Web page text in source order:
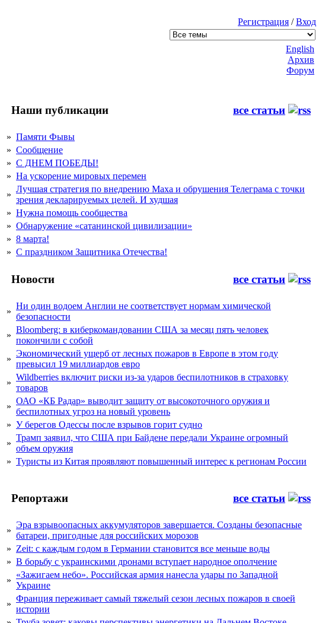
Регистрация /Вход
English
Архив
Форум
Наши публикации все статьи
» Памяти Фывы
» Сообщение
» С ДНЕМ ПОБЕДЫ!
» На ускорение мировых перемен
»
Лучшая стратегия по внедрению Маха и обрушения Телеграма с точки
зрения декларируемых целей. И худшая
» Нужна помощь сообщества
» Обнаружение «сатанинской цивилизации»
» 8 марта!
» С праздником Защитника Отечества!
Новости все статьи
»
Ни один водоем Англии не соответствует нормам химической
безопасности
»
Bloomberg: в киберкомандовании США за месяц пять человек
покончили с собой
»
Экономический ущерб от лесных пожаров в Европе в этом году
превысил 19 миллиардов евро
»
Wildberries включит риски из-за ударов беспилотников в страховку
товаров
»
ОАО «КБ Радар» выводит защиту от высокоточного оружия и
беспилотных угроз на новый уровень
» У берегов Одессы после взрывов горит судно
»
Трамп заявил, что США при Байдене передали Украине огромный
объем оружия
» Туристы из Китая проявляют повышенный интерес к регионам России
Репортажи все статьи
»
Эра взрывоопасных аккумуляторов завершается. Созданы безопасные
батареи, пригодные для российских морозов
» Zeit: с каждым годом в Германии становится все меньше воды
» В борьбу с украинскими дронами вступает народное ополчение
»
«Зажигаем небо». Российская армия нанесла удары по Западной
Украине
»
Франция переживает самый тяжелый сезон лесных пожаров в своей
истории